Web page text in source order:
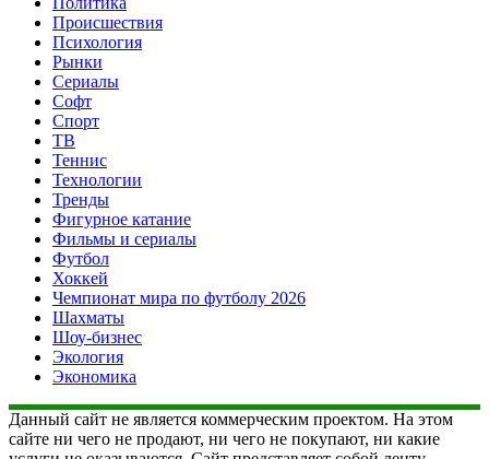
Происшествия
Психология
Рынки
Сериалы
Софт
Спорт
ТВ
Теннис
Технологии
Тренды
Фигурное катание
Фильмы и сериалы
Футбол
Хоккей
Чемпионат мира по футболу 2026
Шахматы
Шоу-бизнес
Экология
Экономика
Данный сайт не является коммерческим проектом. На этом
сайте ни чего не продают, ни чего не покупают, ни какие